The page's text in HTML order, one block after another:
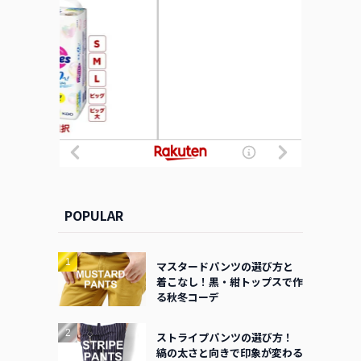
POPULAR
マスタードパンツの選び方と
着こなし！黒・紺トップスで作
る秋冬コーデ
ストライプパンツの選び方！
縞の太さと向きで印象が変わる